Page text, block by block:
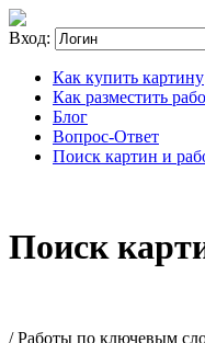
Вход:
Как купить картину
Как разместить
Блог
Вопрос-Ответ
Поиск картин и
Поиск
/ Работы по ключевым